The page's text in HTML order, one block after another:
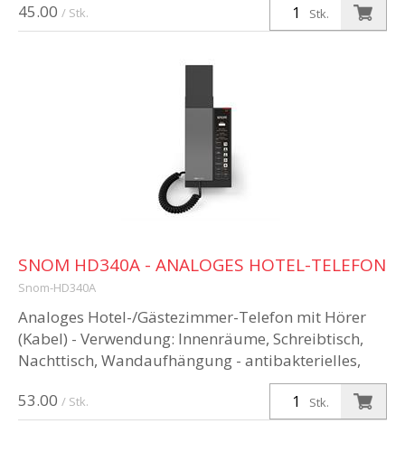
45.00 / Stk. Stk.
53.00 / Stk. Stk.
SNOM HD340A - ANALOGES HOTEL-TELEFON
Snom-HD340A
Analoges Hotel-/Gästezimmer-Telefon mit Hörer
(Kabel) - Verwendung: Innenräume, Schreibtisch,
Nachttisch, Wandaufhängung - antibakterielles,